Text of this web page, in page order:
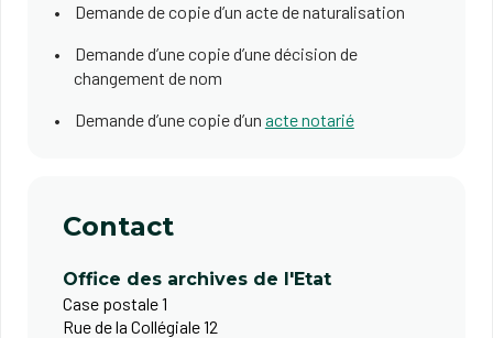
Demande de copie d’un acte de naturalisation
Demande d’une copie d’une décision de
changement de nom
Demande d’une copie d’un acte notarié
Contact
Office des archives de l'Etat
Case postale 1
Rue de la Collégiale 12